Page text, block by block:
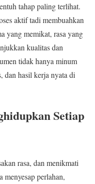
tahap paling terlihat.
aktif tadi membuahkan
yang memikat, rasa yang
kualitas dan
tidak hanya minum
dan hasil kerja nyata di
Setiap
rasa, dan menikmati
menyesap perlahan,